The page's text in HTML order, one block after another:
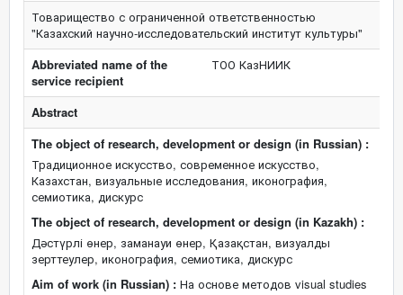
Товарищество с ограниченной ответственностью
"Казахский научно-исследовательский институт культуры"
Abbreviated name of the
service recipient
ТОО КазНИИК
Abstract
The object of research, development or design (in Russian) :
Традиционное искусство, современное искусство,
Казахстан, визуальные исследования, иконография,
семиотика, дискурс
The object of research, development or design (in Kazakh) :
Дәстүрлі өнер, заманауи өнер, Қазақстан, визуалды
зерттеулер, иконография, семиотика, дискурс
Aim of work (in Russian) : На основе методов visual studies